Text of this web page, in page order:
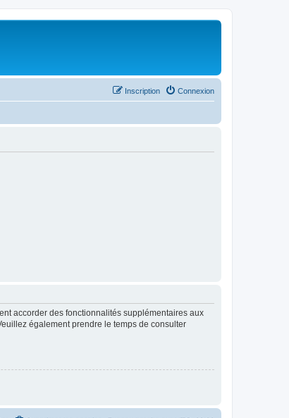
Connexion
Inscription
accorder des fonctionnalités supplémentaires aux
également prendre le temps de consulter